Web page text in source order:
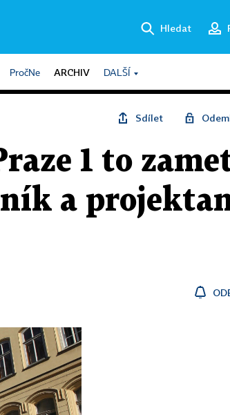
Hledat
PročNe ARCHIV DALŠÍ
Sdílet
1 to
a